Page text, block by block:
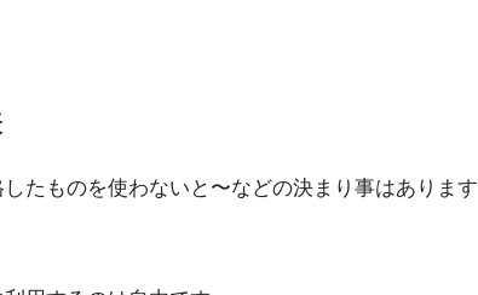
たものを使わないと〜などの決まり事はあります